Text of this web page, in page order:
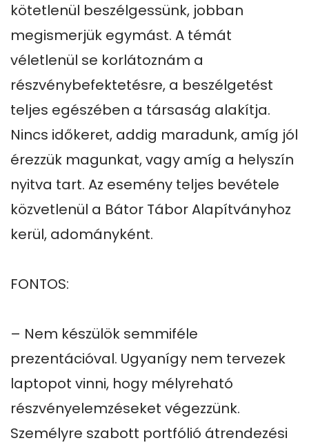
kötetlenül beszélgessünk, jobban
megismerjük egymást. A témát
véletlenül se korlátoznám a
részvénybefektetésre, a beszélgetést
teljes egészében a társaság alakítja.
Nincs időkeret, addig maradunk, amíg jól
érezzük magunkat, vagy amíg a helyszín
nyitva tart. Az esemény teljes bevétele
közvetlenül a Bátor Tábor Alapítványhoz
kerül, adományként.
FONTOS:
– Nem készülök semmiféle
prezentációval. Ugyanígy nem tervezek
laptopot vinni, hogy mélyreható
részvényelemzéseket végezzünk.
Személyre szabott portfólió átrendezési